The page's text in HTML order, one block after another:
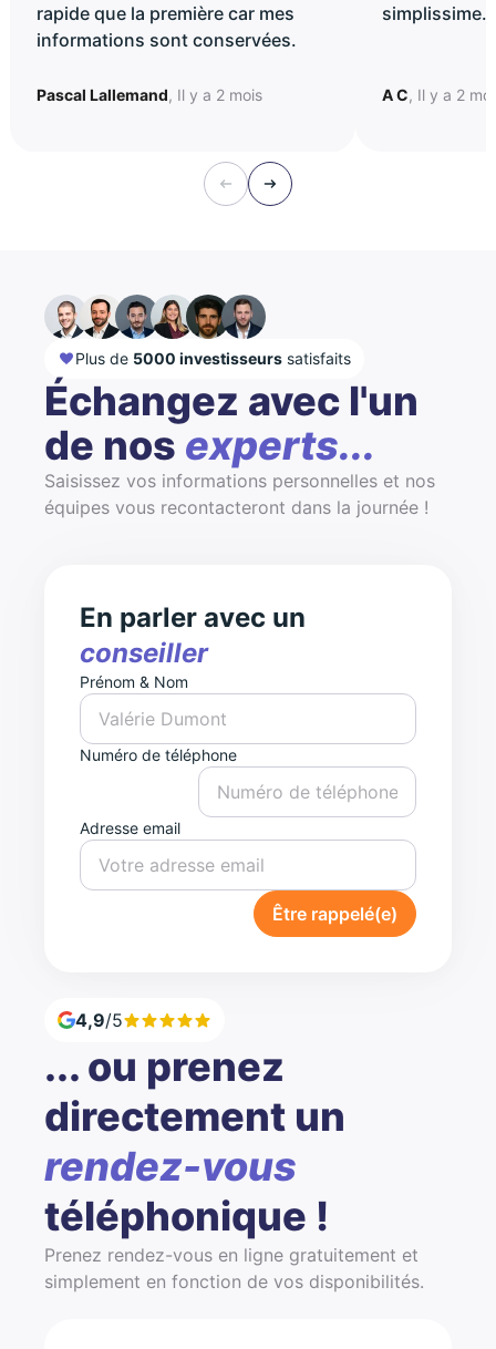
rapide que la première car mes
informations sont conservées.
Pascal Lallemand, Il y a 2 mois A C, Il y a 2
Plus de 5000 investisseurs satisfaits
Échangez avec l'un
de nos experts...
Saisissez vos informations personnelles et nos
équipes vous recontacteront dans la journée !
En parler avec un
conseiller
Prénom & Nom
Numéro de téléphone
Adresse email
Être rappelé(e)
4,9/5
... ou prenez
directement un
rendez-vous
téléphonique !
Prenez rendez-vous en ligne gratuitement et
simplement en fonction de vos disponibilités.